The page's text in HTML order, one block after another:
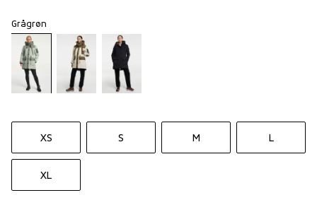
Grågrøn
XS S M L
XL